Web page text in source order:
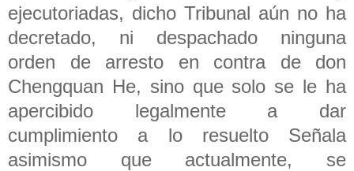
ejecutoriadas, dicho Tribunal aún no ha
decretado, ni despachado ninguna
orden de arresto en contra de don
Chengquan He, sino que solo se le ha
apercibido legalmente a dar
cumplimiento a lo resuelto Señala
asimismo que actualmente, se